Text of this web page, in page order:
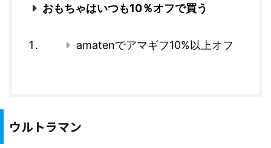
おもちゃはいつも10％オフで買う
amatenでアマギフ10%以上オフ
ウルトラマン